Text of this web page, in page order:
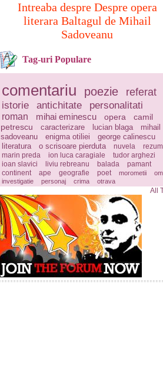
Intreaba despre Despre opera
literara Baltagul de Mihail
Sadoveanu
Tag-uri Populare
comentariu poezie referat
istorie antichitate personalitati
roman mihai eminescu opera
camil
petrescu
caracterizare lucian blaga
mihail
sadoveanu
enigma otiliei
george calinescu
literatura
o scrisoare pierduta nuvela
marin preda
ion luca caragiale
tudor arghezi
ioan slavici
liviu rebreanu balada
pamant
continent
ape geografie poet morometii
investigatie
personaj crima otrava
All